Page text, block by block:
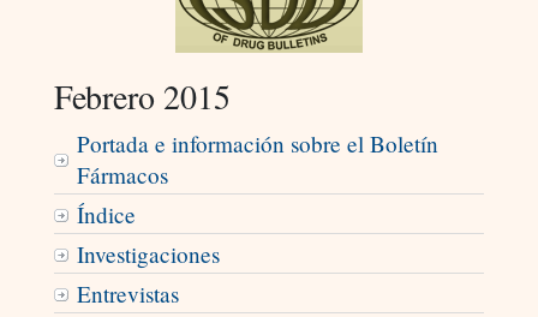
Febrero 2015
Portada e información sobre el Boletín
Fármacos
Índice
Investigaciones
Entrevistas